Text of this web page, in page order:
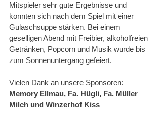
Mitspieler sehr gute Ergebnisse und
konnten sich nach dem Spiel mit einer
Gulaschsuppe stärken. Bei einem
geselligen Abend mit Freibier, alkoholfreien
Getränken, Popcorn und Musik wurde bis
zum Sonnenuntergang gefeiert.
Vielen Dank an unsere Sponsoren:
Memory Ellmau, Fa. Hügli, Fa. Müller
Milch und Winzerhof Kiss